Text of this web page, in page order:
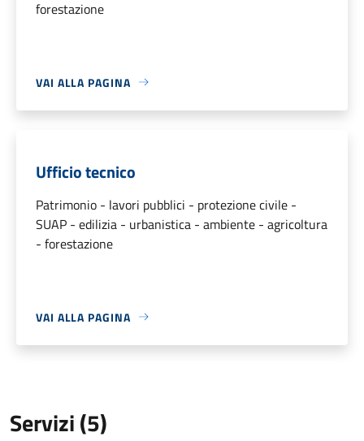
forestazione
VAI ALLA PAGINA
Ufficio tecnico
Patrimonio - lavori pubblici - protezione civile -
SUAP - edilizia - urbanistica - ambiente - agricoltura
- forestazione
VAI ALLA PAGINA
Servizi (5)